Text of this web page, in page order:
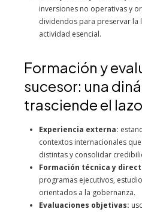
inversiones no operativas y
dividendos para preservar la
actividad esencial.
Formación y
sucesor: una
trasciende el
Experiencia externa:
contextos internacionales
distintas y consolidar
Formación técnica y
programas ejecutivos,
orientados a la gobernanza.
Evaluaciones objetivas: